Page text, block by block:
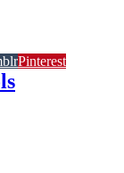
Pinterest